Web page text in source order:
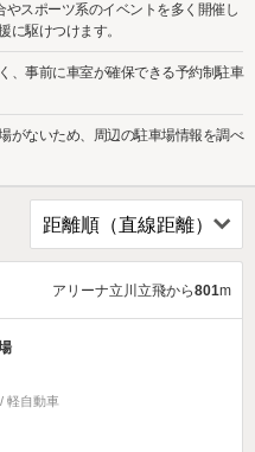
スポーツ系のイベントを多く開催し
に駆けつけます。
、事前に車室が確保できる予約制駐車
がないため、周辺の駐車場情報を調べ
アリーナ立川立飛から801m
軽自動車